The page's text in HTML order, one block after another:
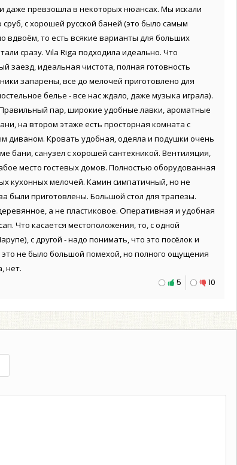
даже превзошла в некоторых нюансах. Мы искали
с хорошей русской баней (это было самым
вдвоём, то есть всякие варианты для больших
сразу. Vila Riga подходила идеально. Что
заезд, идеальная чистота, полная готовность
запарены, все до мелочей приготовлено для
белье - все нас ждало, даже музыка играла).
пар, широкие удобные лавки, ароматные
на втором этаже есть просторная комната с
диваном. Кровать удобная, одеяла и подушки очень
бани, санузел с хорошей сантехникой. Вентиляция,
место гостевых домов. Полностью оборудованная
кухонных мелочей. Камин симпатичный, но не
были приготовлены. Большой стол для трапезы.
а не пластиковое. Оперативная и удобная
Что касается местоположения, то, с одной
с другой - надо понимать, что это посёлок и
это не было большой помехой, но полного ощущения
нет.
10
5